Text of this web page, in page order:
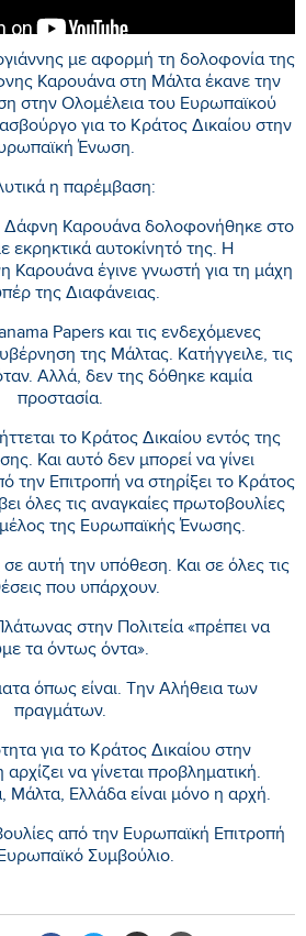
με αφορμή τη δολοφονία της
Καρουάνα στη Μάλτα έκανε την
στην Ολομέλεια του Ευρωπαϊκού
για το Κράτος Δικαίου στην
Ένωση.
η παρέμβαση:
Δάφνη Καρουάνα δολοφονήθηκε στο
εκρηκτικά αυτοκίνητό της. Η
έγινε γνωστή για τη μάχη
της Διαφάνειας.
Papers και τις ενδεχόμενες
της Μάλτας. Κατήγγειλε, τις
Αλλά, δεν της δόθηκε καμία
προστασία.
το Κράτος Δικαίου εντός της
Και αυτό δεν μπορεί να γίνει
την Επιτροπή να στηρίξει το Κράτος
όλες τις αναγκαίες πρωτοβουλίες
της Ευρωπαϊκής Ένωσης.
αυτή την υπόθεση. Και σε όλες τις
που υπάρχουν.
στην Πολιτεία «πρέπει να
τα όντως όντα».
όπως είναι. Την Αλήθεια των
πραγμάτων.
για το Κράτος Δικαίου στην
να γίνεται προβληματική.
Μάλτα, Ελλάδα είναι μόνο η αρχή.
από την Ευρωπαϊκή Επιτροπή
Συμβούλιο.